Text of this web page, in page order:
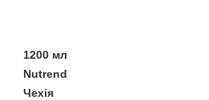
1200 мл
Nutrend
Чехія